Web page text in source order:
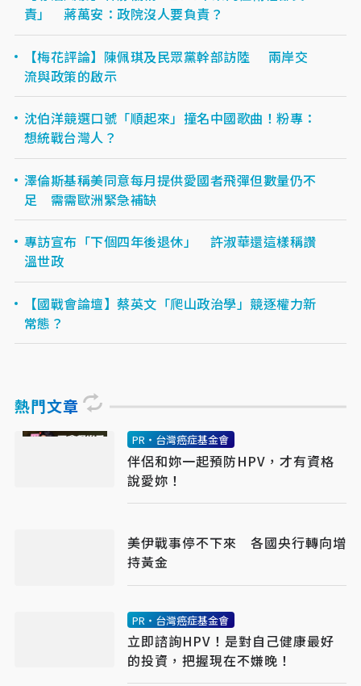
責」 蔣萬安：政院沒人要負責？
【梅花評論】陳佩琪及民眾黨幹部訪陸 兩岸交
流與政策的啟示
沈伯洋競選口號「順起來」撞名中國歌曲！粉專：
想統戰台灣人？
澤倫斯基稱美同意每月提供愛國者飛彈但數量仍不
足 需需歐洲緊急補缺
專訪宣布「下個四年後退休」 許淑華還這樣稱讚
溫世政
【國戰會論壇】蔡英文「爬山政治學」競逐權力新
常態？
熱門文章
PR・台灣癌症基金會
伴侶和妳一起預防HPV，才有資格
說愛妳！
美伊戰事停不下來 各國央行轉向增
持黃金
PR・台灣癌症基金會
立即諮詢HPV！是對自己健康最好
的投資，把握現在不嫌晚！